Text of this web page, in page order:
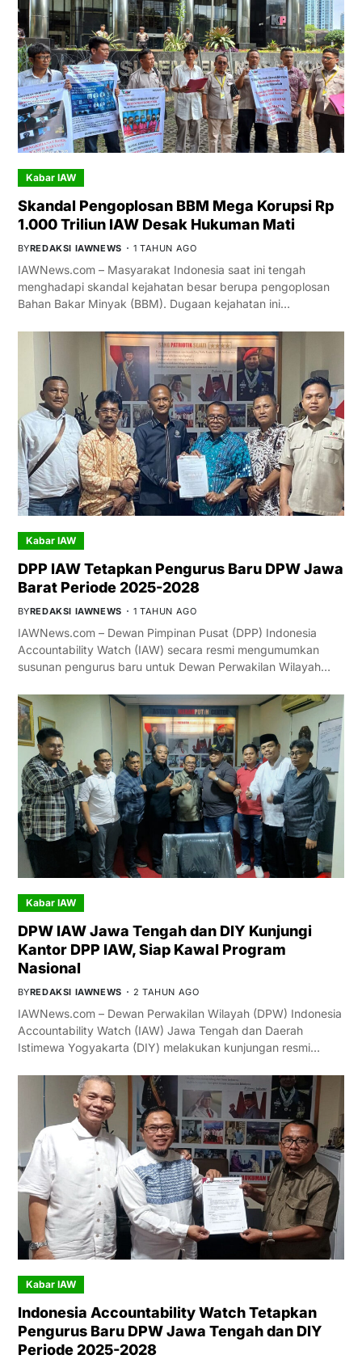
Kabar IAW
Skandal Pengoplosan BBM Mega Korupsi Rp
1.000 Triliun IAW Desak Hukuman Mati
BYREDAKSI IAWNEWS 1 TAHUN AGO
IAWNews.com – Masyarakat Indonesia saat ini tengah
menghadapi skandal kejahatan besar berupa pengoplosan
Bahan Bakar Minyak (BBM). Dugaan kejahatan ini…
Kabar IAW
DPP IAW Tetapkan Pengurus Baru DPW Jawa
Barat Periode 2025-2028
BYREDAKSI IAWNEWS 1 TAHUN AGO
IAWNews.com – Dewan Pimpinan Pusat (DPP) Indonesia
Accountability Watch (IAW) secara resmi mengumumkan
susunan pengurus baru untuk Dewan Perwakilan Wilayah…
Kabar IAW
DPW IAW Jawa Tengah dan DIY Kunjungi
Kantor DPP IAW, Siap Kawal Program
Nasional
BYREDAKSI IAWNEWS 2 TAHUN AGO
IAWNews.com – Dewan Perwakilan Wilayah (DPW) Indonesia
Accountability Watch (IAW) Jawa Tengah dan Daerah
Istimewa Yogyakarta (DIY) melakukan kunjungan resmi…
Kabar IAW
Indonesia Accountability Watch Tetapkan
Pengurus Baru DPW Jawa Tengah dan DIY
Periode 2025-2028